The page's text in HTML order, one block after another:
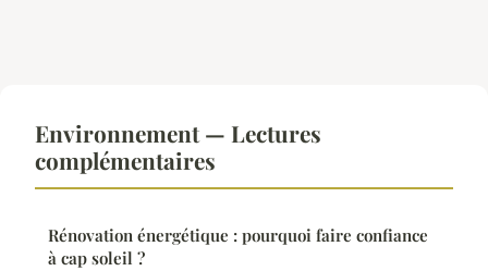
Environnement — Lectures
complémentaires
Rénovation énergétique : pourquoi faire confiance
à cap soleil ?